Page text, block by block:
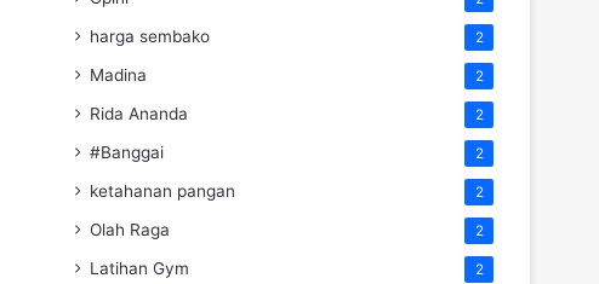
harga sembako 2
Madina 2
Rida Ananda 2
#Banggai 2
ketahanan pangan 2
Olah Raga 2
Latihan Gym 2